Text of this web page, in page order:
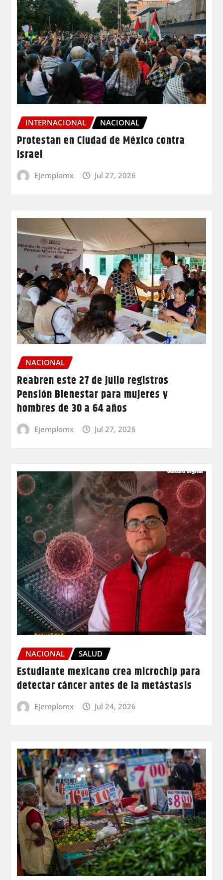
INTERNACIONAL NACIONAL
Protestan en Ciudad de México contra
Israel
Ejemplomx Jul 27, 2026
NACIONAL
Reabren este 27 de julio registros
Pensión Bienestar para mujeres y
hombres de 30 a 64 años
Ejemplomx Jul 27, 2026
NACIONAL SALUD
Estudiante mexicano crea microchip para
detectar cáncer antes de la metástasis
Ejemplomx Jul 24, 2026